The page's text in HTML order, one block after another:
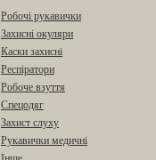
Робочі рукавички
Захисні окуляри
Каски захисні
Респіратори
Робоче взуття
Спецодяг
Захист слуху
Рукавички медичні